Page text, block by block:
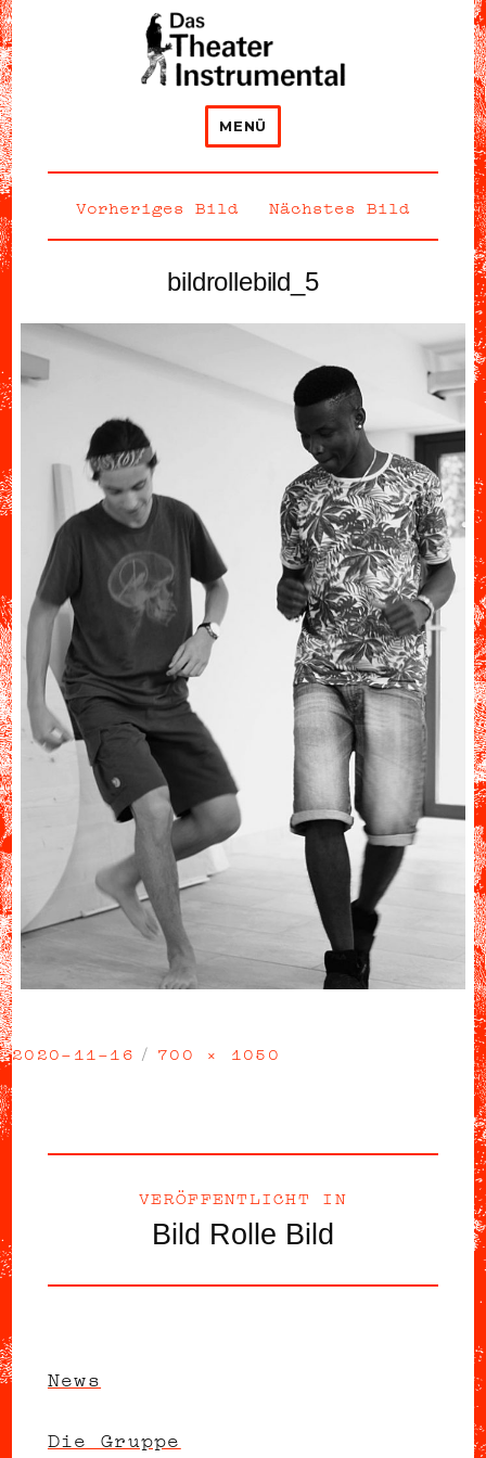
Das Theater Instrumental
MENÜ
Vorheriges Bild Nächstes Bild
bildrollebild_5
Veröffentlicht
2020-11-16
Volle
700 × 1050
VERÖFFENTLICHT IN
Bild Rolle Bild
News
Die Gruppe